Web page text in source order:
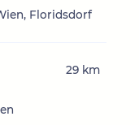
Floridsdorf
29 km